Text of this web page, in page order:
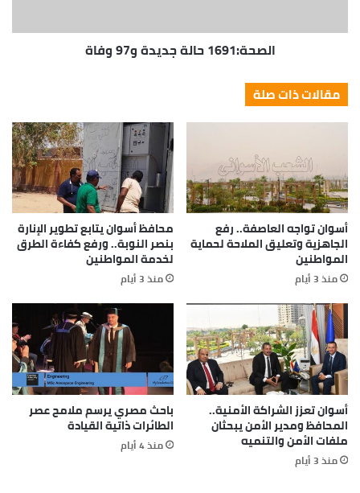
الصحة:1691 حالة جديدة و97 وفاة
مقالات ذات صلة
أسوان تواجه العاصفة.. رفع
الجاهزية وتعليق الملاحة لحماية
المواطنين
منذ 3 أيام
محافظ أسوان يتابع تطوير الإنارة
بنصر النوبة.. ورفع كفاءة الطرق
لخدمة المواطنين
منذ 3 أيام
أسوان تعزز الشراكة الأمنية..
المحافظ ومدير الأمن يبحثان
ملفات الأمن والتنميه
منذ 3 أيام
باحث مصري يرسم ملامح عصر
الطائرات ذاتية القيادة
منذ 4 أيام